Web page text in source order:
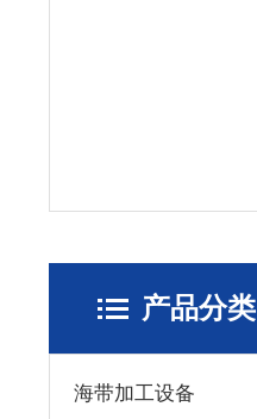
产品分类
海带加工设备